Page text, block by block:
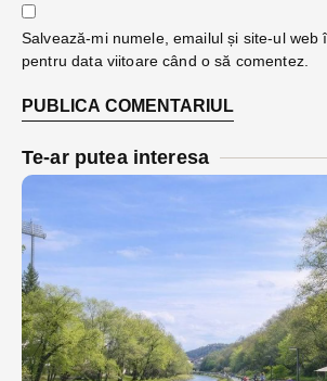
Salvează-mi numele, emailul și site-ul web
pentru data viitoare când o să comentez.
Te-ar putea interesa